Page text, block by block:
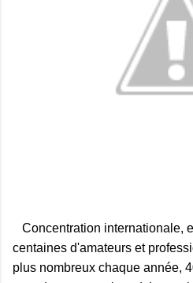
Concentration internationale,
centaines d'amateurs et
plus nombreux chaque année,